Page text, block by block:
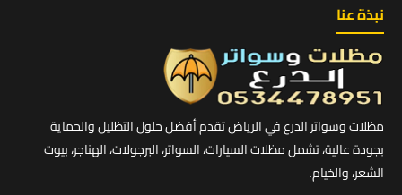
نبذة عنا
مظلات وسواتر الدرع في الرياض تقدم أفضل حلول التظليل والحماية
بجودة عالية، تشمل مظلات السيارات، السواتر، البرجولات، الهناجر، بيوت
الشعر، والخيام.